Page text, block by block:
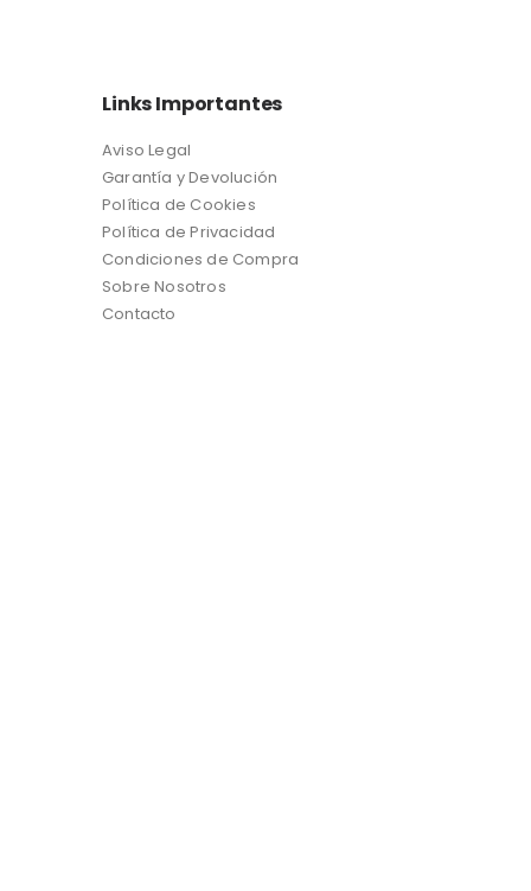
Links Importantes
Aviso Legal
Garantía y Devolución
Política de Cookies
Política de Privacidad
Condiciones de Compra
Sobre Nosotros
Contacto